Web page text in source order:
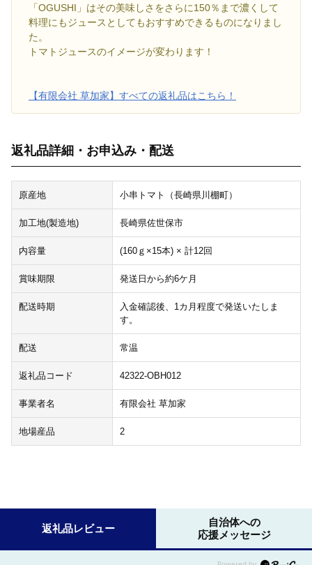
「OGUSHI」はその美味しさをさらに150％まで濃くして
料理にもジュースとしてもおすすめできるものになりまし
た。
トマトジュースのイメージが変わります！
【有限会社 草加家】すべての返礼品はこちら！
返礼品詳細・お申込み・配送
原産地 小串トマト（長崎県川棚町）
加工地(製造地) 長崎県佐世保市
内容量 (160ｇ×15本) × 計12回
賞味期限 発送日から約6ケ月
配送時期
入金確認後、1カ月程度で発送いたしま
す。
配送 常温
返礼品コード 42322-OBH012
事業者名 有限会社 草加家
地場産品 2
返礼品レビュー
自治体への
応援メッセージ